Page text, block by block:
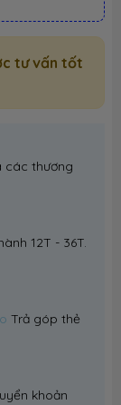
tư vấn tốt
các thương
12T - 36T.
Trả góp thẻ
khoản